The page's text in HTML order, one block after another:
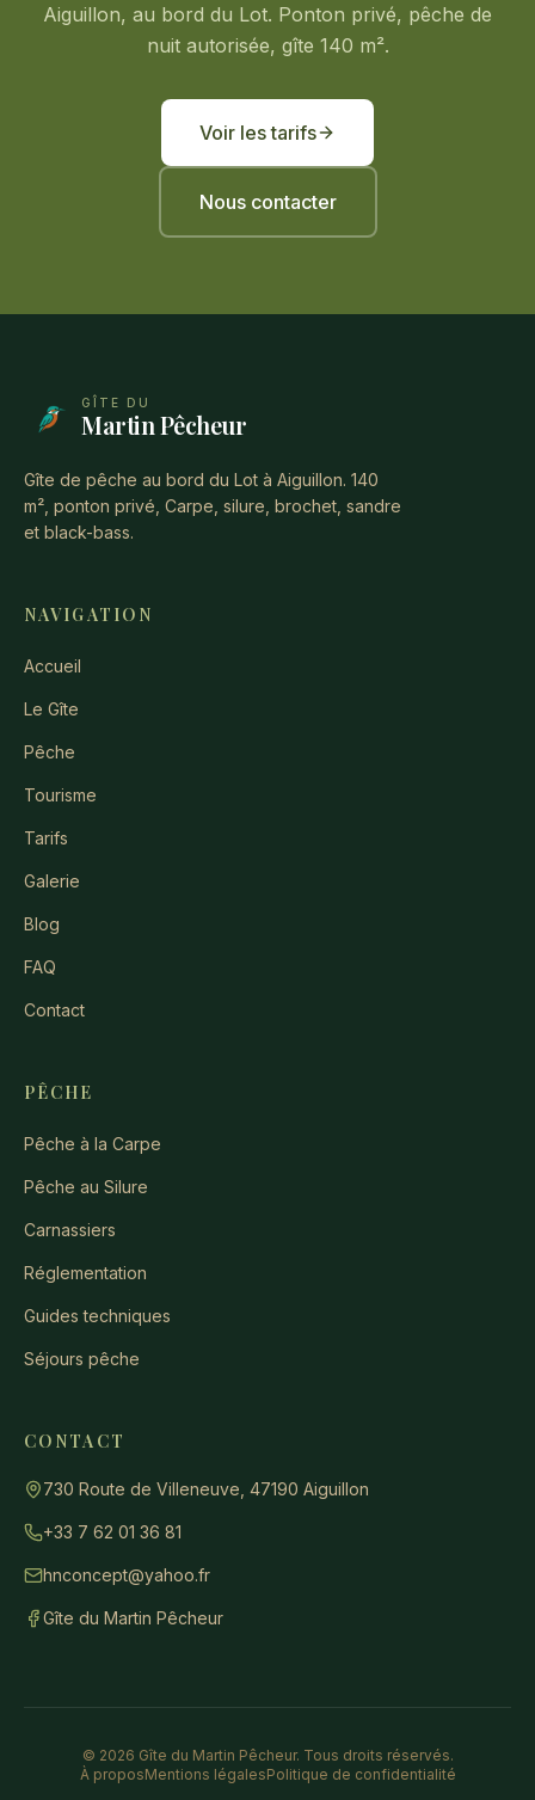
Aiguillon, au bord du Lot. Ponton privé, pêche de
nuit autorisée, gîte 140 m².
Voir les tarifs
Nous contacter
GÎTE DU
Martin Pêcheur
Gîte de pêche au bord du Lot à Aiguillon. 140
m², ponton privé, Carpe, silure, brochet, sandre
et black-bass.
NAVIGATION
Accueil
Le Gîte
Pêche
Tourisme
Tarifs
Galerie
Blog
FAQ
Contact
PÊCHE
Pêche à la Carpe
Pêche au Silure
Carnassiers
Réglementation
Guides techniques
Séjours pêche
CONTACT
730 Route de Villeneuve, 47190 Aiguillon
+33 7 62 01 36 81
hnconcept@yahoo.fr
Gîte du Martin Pêcheur
© 2026 Gîte du Martin Pêcheur. Tous droits réservés.
À proposMentions légalesPolitique de confidentialité